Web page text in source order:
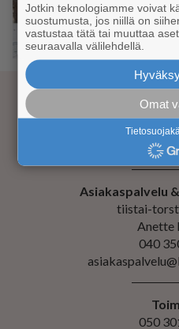
PYÖRÄILY
Kustantaja
Asiakaspalvelu
tiistai-
Anette
040
050
Jotkin teknologiamme voivat
suostumusta, jos niillä on
vastustaa tätä tai muuttaa
seuraavalla välilehdellä.
Omat